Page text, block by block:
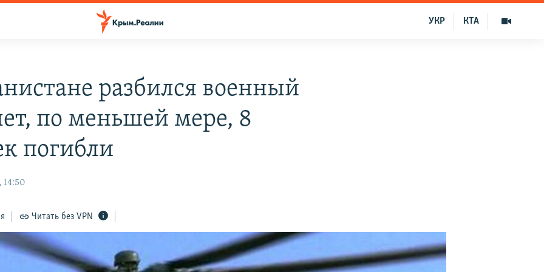
КТА
УКР
разбился военный
по меньшей мере, 8
погибли
14:50
Читать без VPN